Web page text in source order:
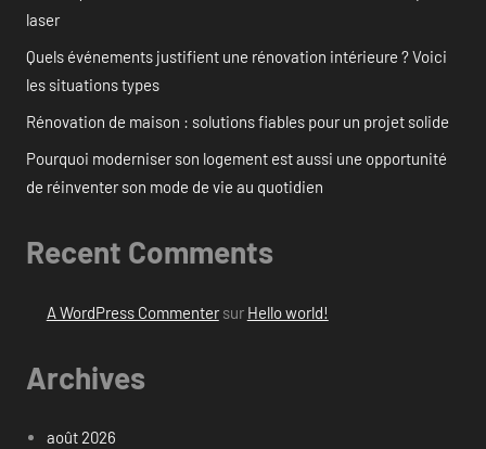
laser
Quels événements justifient une rénovation intérieure ? Voici
les situations types
Rénovation de maison : solutions fiables pour un projet solide
Pourquoi moderniser son logement est aussi une opportunité
de réinventer son mode de vie au quotidien
Recent Comments
A WordPress Commentersur Hello world!
Archives
août 2026